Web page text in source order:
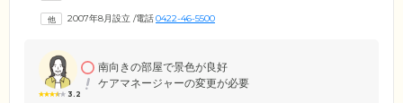
かけやすく、落ち着いた生活が送れます。さらに、すぐそばに「杏林大
2007年8月設立 /電話0422-46-5500
3.2
南向きの部屋で景色が良好
ケアマネージャーの変更が必要